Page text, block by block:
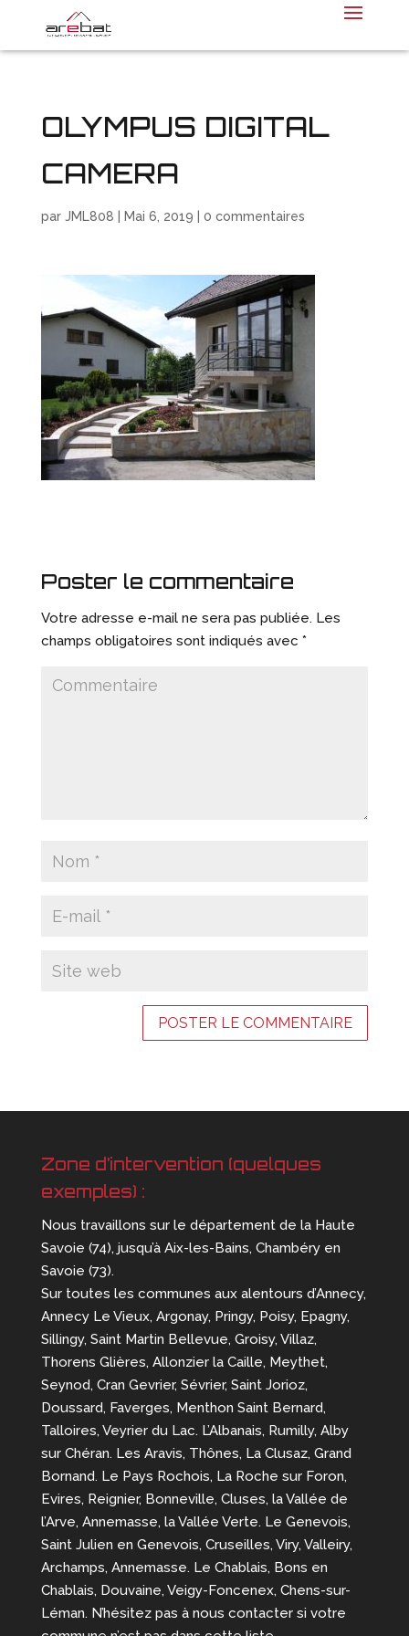
OLYMPUS DIGITAL
CAMERA
par JML808 Mai 6, 2019 0 commentaires
Poster le commentaire
Votre adresse e-mail ne sera pas publiée. Les
champs obligatoires sont indiqués avec *
Zone d’intervention (quelques
exemples) :
Nous travaillons sur le département de la Haute
Savoie (74), jusqu’à Aix-les-Bains, Chambéry en
Savoie (73).
Sur toutes les communes aux alentours d’Annecy,
Annecy Le Vieux, Argonay, Pringy, Poisy, Epagny,
Sillingy, Saint Martin Bellevue, Groisy, Villaz,
Thorens Glières, Allonzier la Caille, Meythet,
Seynod, Cran Gevrier, Sévrier, Saint Jorioz,
Doussard, Faverges, Menthon Saint Bernard,
Talloires, Veyrier du Lac. L’Albanais, Rumilly, Alby
sur Chéran. Les Aravis, Thônes, La Clusaz, Grand
Bornand. Le Pays Rochois, La Roche sur Foron,
Evires, Reignier, Bonneville, Cluses, la Vallée de
l’Arve, Annemasse, la Vallée Verte. Le Genevois,
Saint Julien en Genevois, Cruseilles, Viry, Valleiry,
Archamps, Annemasse. Le Chablais, Bons en
Chablais, Douvaine, Veigy-Foncenex, Chens-sur-
Léman. N’hésitez pas à nous contacter si votre